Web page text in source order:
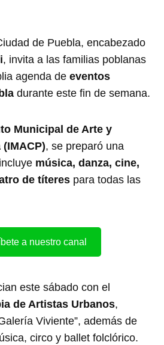
de Puebla, encabezado
, invita a las familias poblanas
agenda deeventos
durante este fin de semana.
Municipal de Arte y
, se preparó una
música, danza, cine,
de títeres para todas las
a nuestro canal
este sábado con el
de Artistas Urbanos,
Viviente”, además de
circo y ballet folclórico.